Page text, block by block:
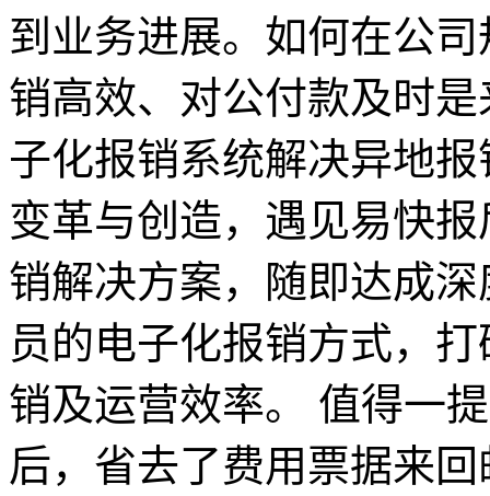
到业务进展。如何在公
销高效、对公付款及时
子化报销系统解决异地
变革与创造，遇见易快
销解决方案，随即达成
员的电子化报销方式，
销及运营效率。 值得一
后，省去了费用票据来